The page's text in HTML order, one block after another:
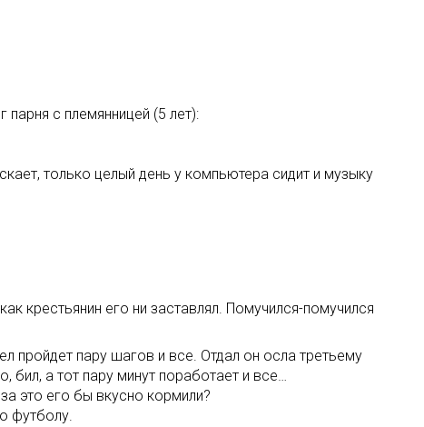
с племянницей (5 лет):
только целый день у компьютера сидит и музыку
крестьянин его ни заставлял. Помучился-помучился
пройдет пару шагов и все. Отдал он осла третьему
бил, а тот пару минут поработает и все…
это его бы вкусно кормили?
футболу.